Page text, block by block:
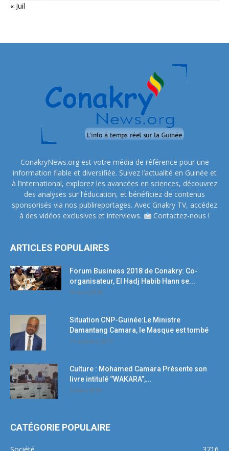
« Juil
ConakryNews.org est votre média de référence pour une
information fiable et diversifiée. Suivez l’actualité en Guinée et
à l’international, explorez les avancées en sciences, découvrez
des analyses sur l’éducation, et bénéficiez de contenus
sponsorisés via nos publireportages. Avec Gnakry TV, accédez
à des vidéos exclusives et interviews.
Contactez-nous !
ARTICLES POPULAIRES
Forum Business 2018 de Conakry: Co-
organisateur, El Hadj Habib Hann se...
19 avril 2018
Situation CNP-Guinée:Le Ministre
Damantang Camara, le Masque est tombé
11 octobre 2017
Culture : Mohamed Camara Présente son
livre intitulé ‘’WAKARA’’,...
5 mars 2018
CATÉGORIE POPULAIRE